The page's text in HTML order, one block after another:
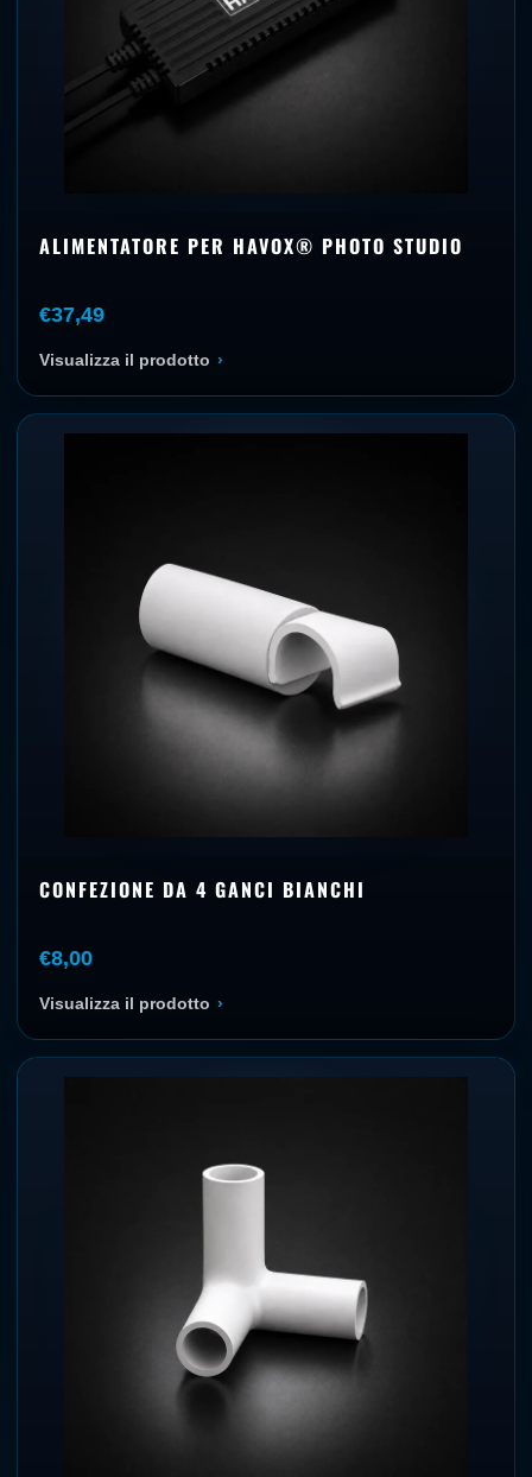
ALIMENTATORE PER HAVOX® PHOTO STUDIO
€37,49
Visualizza il prodotto ›
CONFEZIONE DA 4 GANCI BIANCHI
€8,00
Visualizza il prodotto ›